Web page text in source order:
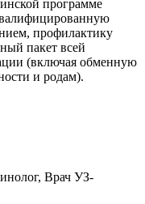
программе
профилактику
пакет всей
(включая обменную
и родам).
Врач УЗ-